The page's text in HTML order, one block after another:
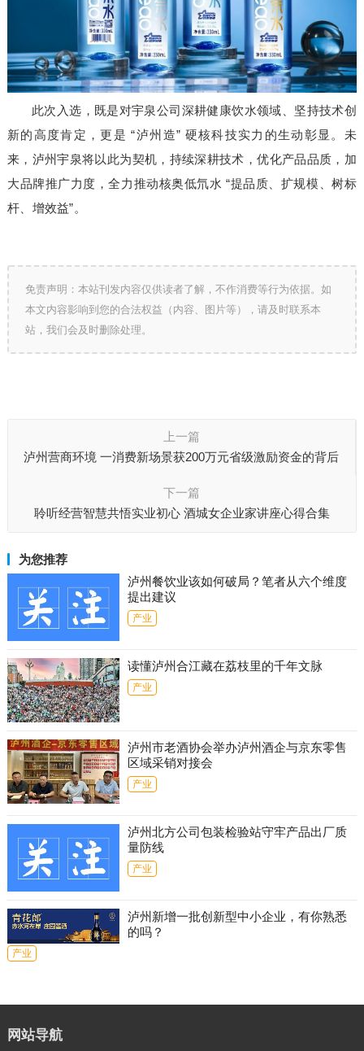
此次入选， 既是对宇泉公司深耕健康饮水领域、坚持技术创
新的高度肯定，更是 “泸州造” 硬核科技实力的生动彰显。未
来，泸州宇泉将以此为契机，持续深耕技术，优化产品品质，加
大品牌推广力度，全力推动核奥低氘水 “提品质、扩规模、树标
杆、增效益”。
免责声明：本站刊发内容仅供读者了解，不作消费等行为依据。如
本文内容影响到您的合法权益（内容、图片等），请及时联系本
站，我们会及时删除处理。
上一篇
泸州营商环境 一消费新场景获200万元省级激励资金的背后
下一篇
聆听经营智慧共悟实业初心 酒城女企业家讲座心得合集
为您推荐
泸州餐饮业该如何破局？笔者从六个维度
提出建议
产业
读懂泸州合江藏在荔枝里的千年文脉
产业
泸州市老酒协会举办泸州酒企与京东零售
区域采销对接会
产业
泸州北方公司包装检验站守牢产品出厂质
量防线
产业
泸州新增一批创新型中小企业，有你熟悉
的吗？
产业
网站导航